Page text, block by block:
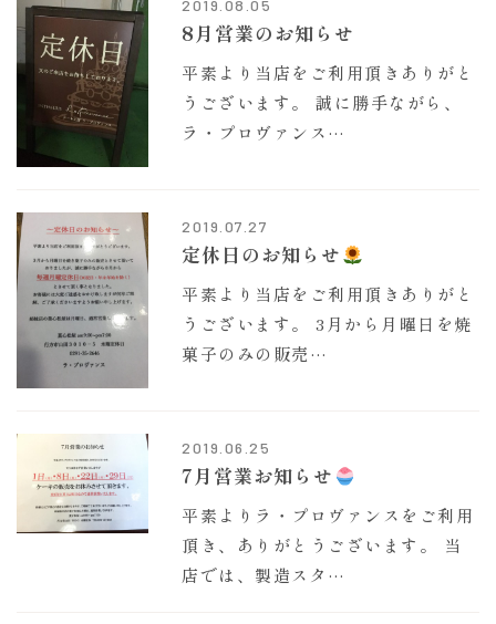
2019.08.05
8月営業のお知らせ
平素より当店をご利用頂きありがと
うございます。 誠に勝手ながら、
ラ・プロヴァンス…
2019.07.27
定休日のお知らせ
平素より当店をご利用頂きありがと
うございます。 3月から月曜日を焼
菓子のみの販売…
2019.06.25
7月営業お知らせ
平素よりラ・プロヴァンスをご利用
頂き、ありがとうございます。 当
店では、製造スタ…